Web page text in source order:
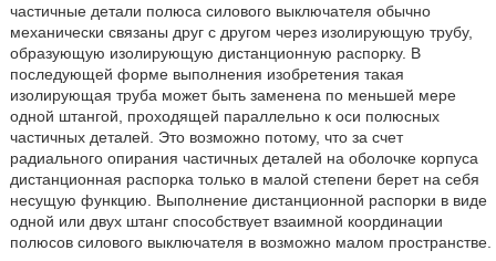
частичные детали полюса силового выключателя обычно
механически связаны друг с другом через изолирующую трубу,
образующую изолирующую дистанционную распорку. В
последующей форме выполнения изобретения такая
изолирующая труба может быть заменена по меньшей мере
одной штангой, проходящей параллельно к оси полюсных
частичных деталей. Это возможно потому, что за счет
радиального опирания частичных деталей на оболочке корпуса
дистанционная распорка только в малой степени берет на себя
несущую функцию. Выполнение дистанционной распорки в виде
одной или двух штанг способствует взаимной координации
полюсов силового выключателя в возможно малом пространстве.